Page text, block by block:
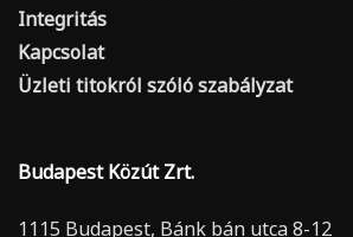
Integritás
Kapcsolat
Üzleti titokról szóló szabályzat
Budapest Közút Zrt.
1115 Budapest, Bánk bán utca 8-12